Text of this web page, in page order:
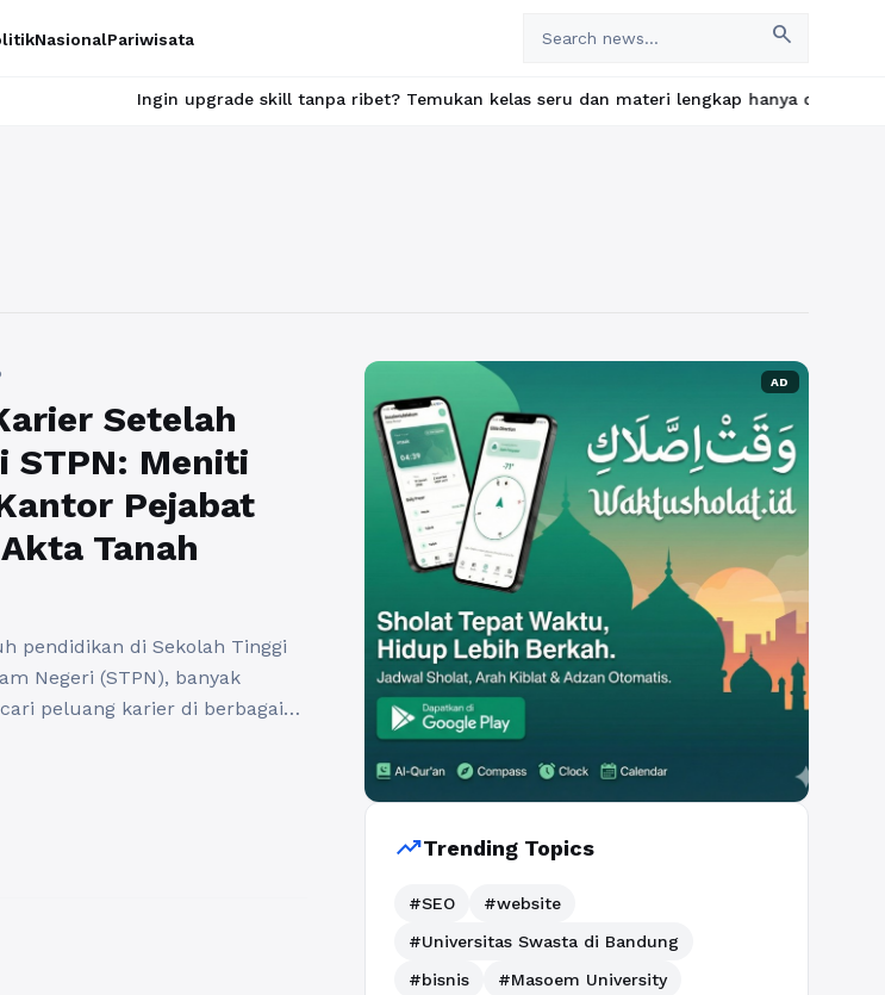
NasionalPariwisata search
Ingin upgrade skill tanpa ribet? Temukan kelas seru dan materi lengkap hanya di
Setelah
STPN: Meniti
Pejabat
Tanah
pendidikan di Sekolah Tinggi
Negeri (STPN), banyak
peluang karier di berbagai
yang perlu dipertimbangkan
AD
trending_upTrending Topics
#SEO
#website
#Universitas Swasta di Bandung
#bisnis
#Masoem University